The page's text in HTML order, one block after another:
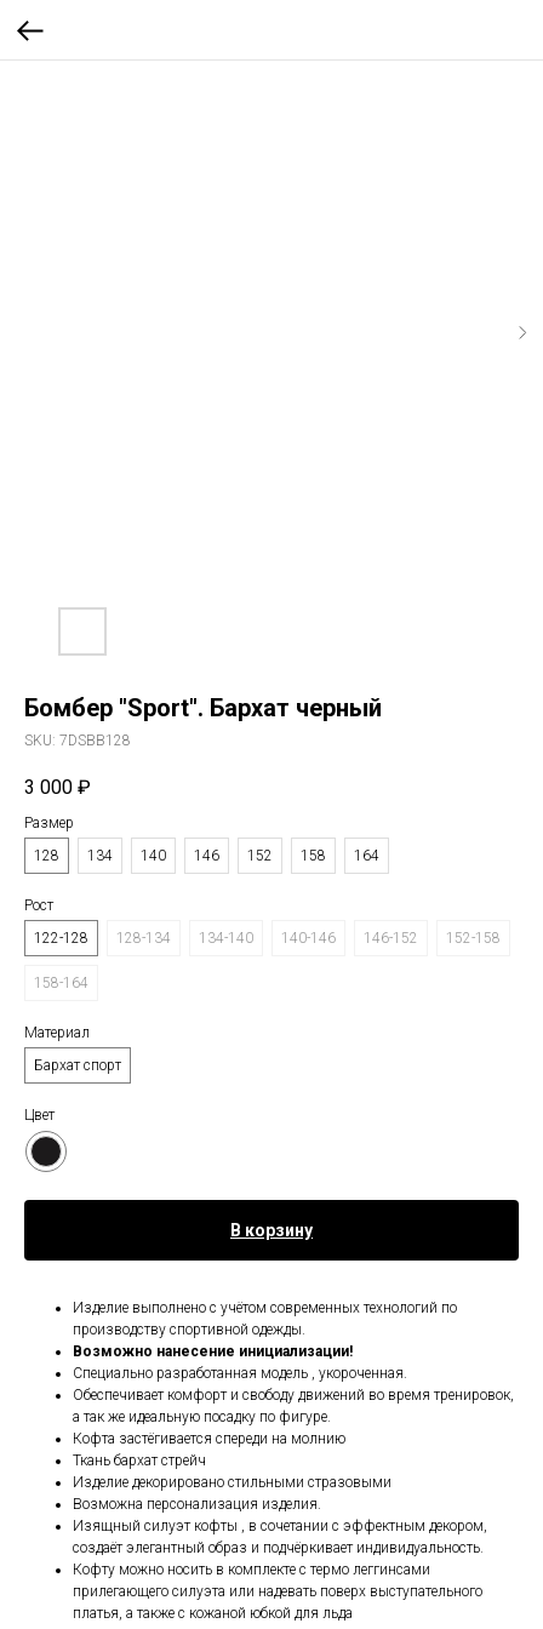
Бомбер "Sport". Бархат черный
SKU: 7DSBB128
3 000 ₽
Размер
128
134 140 146 152 158 164
Рост
122-128
128-134 134-140 140-146 146-152 152-158
158-164
Материал
Бархат спорт
Цвет
В корзину
Изделие выполнено с учётом современных технологий по
производству спортивной одежды.
Возможно нанесение инициализации!
Специально разработанная модель , укороченная.
Обеспечивает комфорт и свободу движений во время тренировок,
а так же идеальную посадку по фигуре.
Кофта застёгивается спереди на молнию
Ткань бархат стрейч
Изделие декорировано стильными стразовыми
Возможна персонализация изделия.
Изящный силуэт кофты , в сочетании с эффектным декором,
создаёт элегантный образ и подчёркивает индивидуальность.
Кофту можно носить в комплекте с термо леггинсами
прилегающего силуэта или надевать поверх выступательного
платья, а также с кожаной юбкой для льда